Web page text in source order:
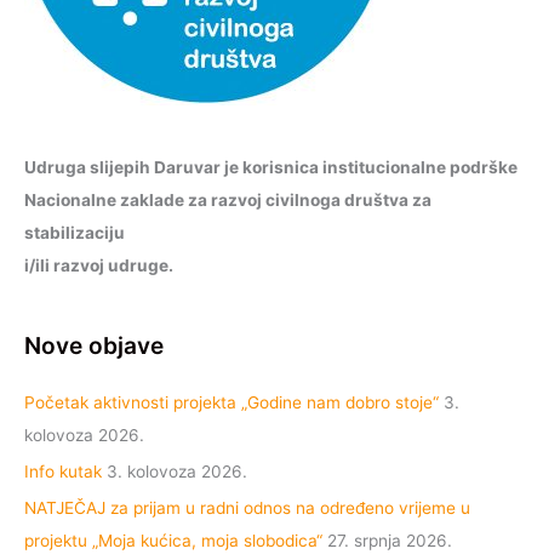
Udruga slijepih Daruvar je korisnica institucionalne podrške
Nacionalne zaklade za razvoj civilnoga društva za
stabilizaciju
i/ili razvoj udruge.
Nove objave
Početak aktivnosti projekta „Godine nam dobro stoje“ 3.
kolovoza 2026.
Info kutak 3. kolovoza 2026.
NATJEČAJ za prijam u radni odnos na određeno vrijeme u
projektu „Moja kućica, moja slobodica“ 27. srpnja 2026.